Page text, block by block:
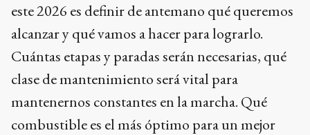
este 2026 es definir de antemano qué queremos
alcanzar y qué vamos a hacer para lograrlo.
Cuántas etapas y paradas serán necesarias, qué
clase de mantenimiento será vital para
mantenernos constantes en la marcha. Qué
combustible es el más óptimo para un mejor